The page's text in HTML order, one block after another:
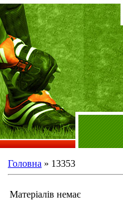
Головна » 13353
Матеріалів немає